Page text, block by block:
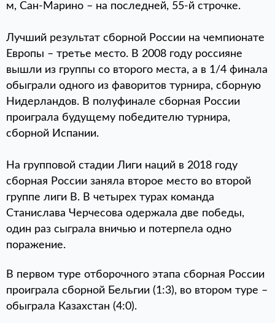
м, Сан-Марино – на последней, 55-й строчке.
Лучший результат сборной России на чемпионате
Европы – третье место. В 2008 году россияне
вышли из группы со второго места, а в 1/4 финала
обыграли одного из фаворитов турнира, сборную
Нидерландов. В полуфинале сборная России
проиграла будущему победителю турнира,
сборной Испании.
На групповой стадии Лиги наций в 2018 году
сборная России заняла второе место во второй
группе лиги B. В четырех турах команда
Станислава Черчесова одержала две победы,
один раз сыграла вничью и потерпела одно
поражение.
В первом туре отборочного этапа сборная России
проиграла сборной Бельгии (1:3), во втором туре –
обыграла Казахстан (4:0).